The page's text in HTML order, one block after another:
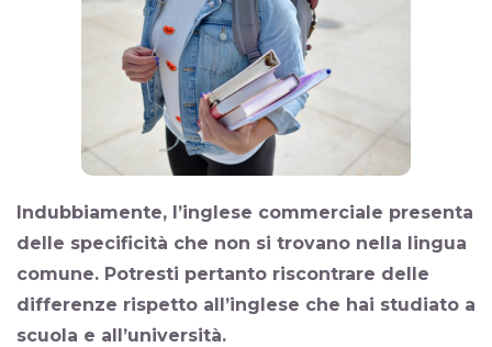
Indubbiamente, l’inglese commerciale presenta
delle specificità che non si trovano nella lingua
comune. Potresti pertanto riscontrare delle
differenze rispetto all’inglese che hai studiato a
scuola e all’università.